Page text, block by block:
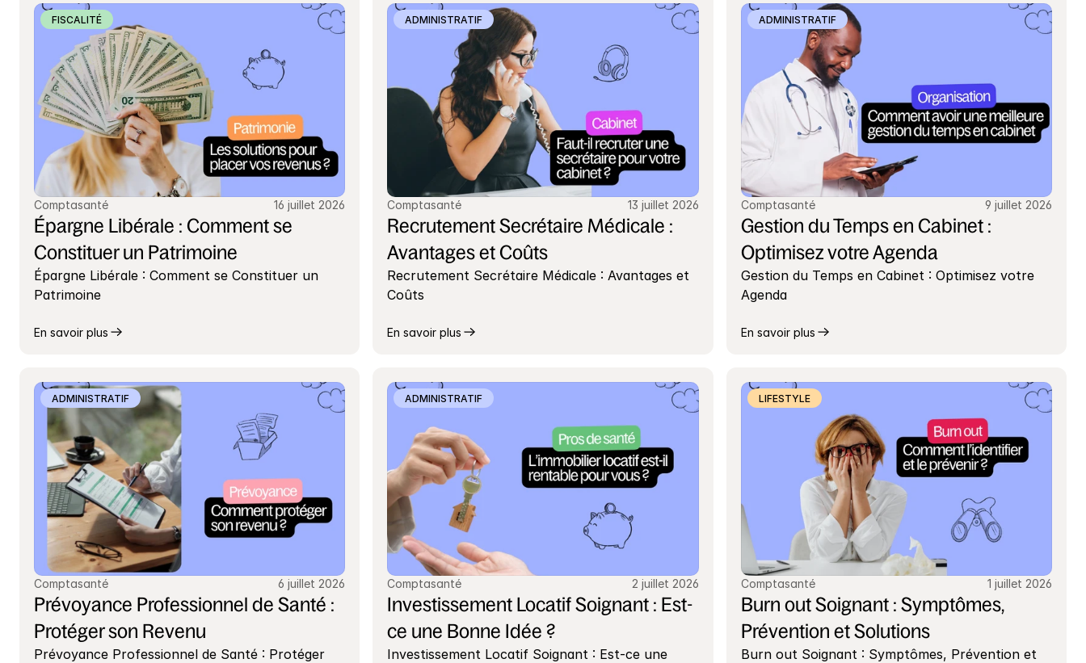
FISCALITÉ
Comptasanté 16 juillet 2026
Épargne Libérale : Comment se
Constituer un Patrimoine
Épargne Libérale : Comment se Constituer un
Patrimoine
En savoir plus
ADMINISTRATIF
Comptasanté 13 juillet 2026
Recrutement Secrétaire Médicale :
Avantages et Coûts
Recrutement Secrétaire Médicale : Avantages et
Coûts
En savoir plus
ADMINISTRATIF
Comptasanté 9 juillet 2026
Gestion du Temps en Cabinet :
Optimisez votre Agenda
Gestion du Temps en Cabinet : Optimisez votre
Agenda
En savoir plus
ADMINISTRATIF
Comptasanté 6 juillet 2026
Prévoyance Professionnel de Santé :
Protéger son Revenu
Prévoyance Professionnel de Santé : Protéger
ADMINISTRATIF
Comptasanté 2 juillet 2026
Investissement Locatif Soignant : Est-
ce une Bonne Idée ?
Investissement Locatif Soignant : Est-ce une
LIFESTYLE
Comptasanté 1 juillet 2026
Burn out Soignant : Symptômes,
Prévention et Solutions
Burn out Soignant : Symptômes, Prévention et